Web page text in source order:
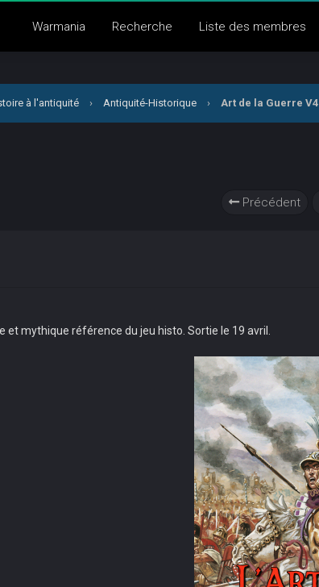
Warmania Recherche Liste des membres
à l'antiquité › Antiquité-Historique › Art de la Guerre V4
Précédent
et mythique référence du jeu histo. Sortie le 19 avril.